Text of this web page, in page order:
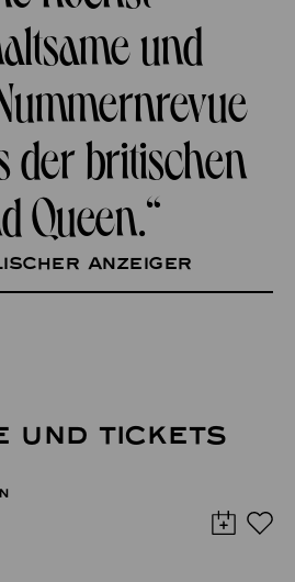
und
der britischen
Queen.“
Anzeiger
UND TICKETS